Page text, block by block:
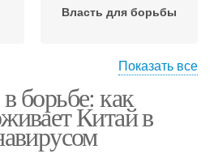
Власть для борьбы
правительство
Показать все
борьбе: как
Китай в